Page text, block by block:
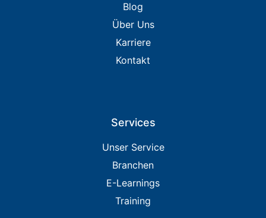
Blog
Über Uns
Karriere
Kontakt
Services
Unser Service
Branchen
E-Learnings
Training